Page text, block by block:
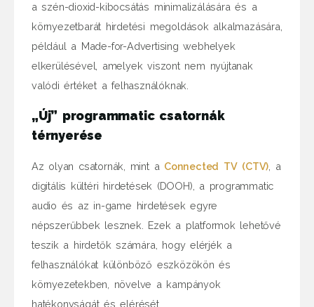
a szén-dioxid-kibocsátás minimalizálására és a
környezetbarát hirdetési megoldások alkalmazására,
például a Made-for-Advertising webhelyek
elkerülésével, amelyek viszont nem nyújtanak
valódi értéket a felhasználóknak.
„Új” programmatic csatornák
térnyerése
Az olyan csatornák, mint a Connected TV (CTV) , a
digitális kültéri hirdetések (DOOH), a programmatic
audio és az in-game hirdetések egyre
népszerűbbek lesznek. Ezek a platformok lehetővé
teszik a hirdetők számára, hogy elérjék a
felhasználókat különböző eszközökön és
környezetekben, növelve a kampányok
hatékonyságát és elérését.